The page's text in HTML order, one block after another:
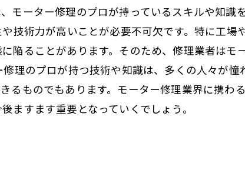
モーター修理のプロが持っているスキルや知識
技術力が高いことが必要不可欠です。特に工場
陥ることがあります。そのため、修理業者はモ
理のプロが持つ技術や知識は、多くの人々が憧
るものでもあります。モーター修理業界に携わ
ますます重要となっていくでしょう。